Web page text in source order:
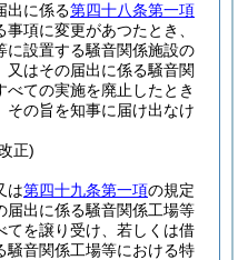
出に係る第四十八条第一項
事項に変更があつたとき、
に設置する騒音関係施設の
又はその届出に係る騒音関
ての実施を廃止したとき
その旨を知事に届け出なけ
正)
は第四十九条第一項の規定
届出に係る騒音関係工場等
てを譲り受け、若しくは借
騒音関係工場等における特